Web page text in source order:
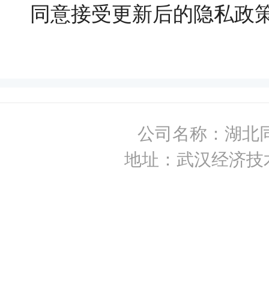
同意接受更新后的隐私政
公司名称：湖北
地址：武汉经济